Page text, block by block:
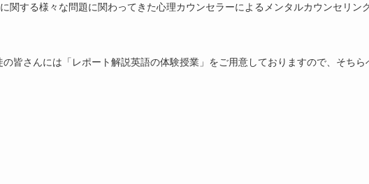
関する様々な問題に関わってきた心理カウンセラーによるメンタルカウンセリン
皆さんには「レポート解説英語の体験授業」をご用意しておりますので、そちら